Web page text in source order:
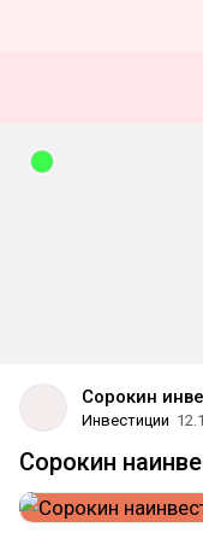
Сорокин
Инвестиции
Сорокин